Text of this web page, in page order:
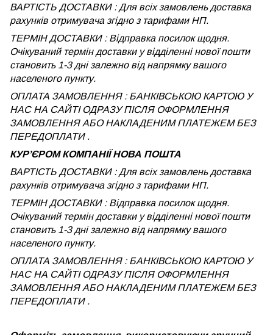
ВАРТІСТЬ ДОСТАВКИ : Для всіх замовлень доставка
рахунків отримувача згідно з тарифами НП.
ТЕРМІН ДОСТАВКИ : Відправка посилок щодня.
Очікуваний термін доставки у відділенні нової пошти
становить 1-3 дні залежно від напрямку вашого
населеного пункту.
ОПЛАТА ЗАМОВЛЕННЯ : БАНКІВСЬКОЮ КАРТОЮ У
НАС НА САЙТІ ОДРАЗУ ПІСЛЯ ОФОРМЛЕННЯ
ЗАМОВЛЕННЯ АБО НАКЛАДЕНИМ ПЛАТЕЖЕМ БЕЗ
ПЕРЕДОПЛАТИ .
КУРʼЄРОМ КОМПАНІЇ НОВА ПОШТА
ВАРТІСТЬ ДОСТАВКИ : Для всіх замовлень доставка
рахунків отримувача згідно з тарифами НП.
ТЕРМІН ДОСТАВКИ : Відправка посилок щодня.
Очікуваний термін доставки у відділенні нової пошти
становить 1-3 дні залежно від напрямку вашого
населеного пункту.
ОПЛАТА ЗАМОВЛЕННЯ : БАНКІВСЬКОЮ КАРТОЮ У
НАС НА САЙТІ ОДРАЗУ ПІСЛЯ ОФОРМЛЕННЯ
ЗАМОВЛЕННЯ АБО НАКЛАДЕНИМ ПЛАТЕЖЕМБЕЗ
ПЕРЕДОПЛАТИ .